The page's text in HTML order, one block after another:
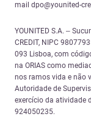
mail dpo@younited-
YOUNITED S.A. –
CREDIT, NIPC
093 Lisboa, com
na ORIAS como
nos ramos vida e não
Autoridade de
exercício da atividade
924050235.